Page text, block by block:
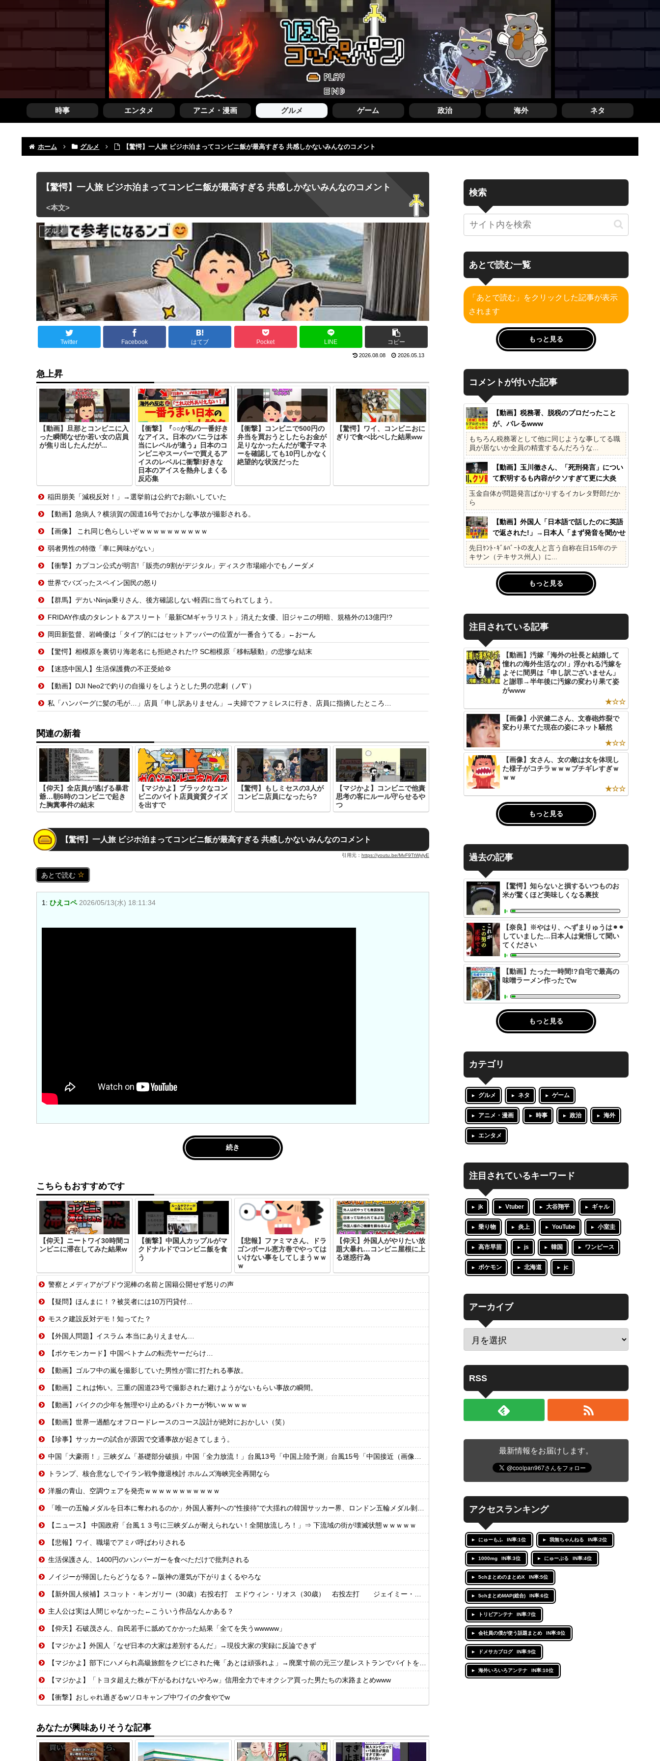
時事 エンタメ アニメ・漫画 グルメ ゲーム 政治 海外 ネタ
ホーム グルメ 【驚愕】一人旅 ビジホ泊まってコンビニ飯が最高すぎる 共感しかないみんなのコメント
【驚愕】一人旅 ビジホ泊まってコンビニ飯が最高すぎる 共感しかないみんなのコメント
グルメ
Twitter Facebook はてブ Pocket LINE コピー
2026.08.08 2026.05.13
急上昇
【動画】旦那とコンビニに入
った瞬間なぜか若い女の店員
が焦り出したんだが...
【衝撃】『○○が私の一番好き
なアイス。日本のバニラは本
当にレベルが違う』日本のコ
ンビニやスーパーで買えるア
イスのレベルに衝撃!好きな
日本のアイスを熱弁しまくる
反応集
【衝撃】コンビニで500円の
弁当を買おうとしたらお金が
足りなかったんだが電子マネ
ーを確認しても10円しかなく
絶望的な状況だった
【驚愕】ワイ、コンビニおに
ぎりで食べ比べした結果ww
稲田朋美「減税反対！」→選挙前は公約でお願いしていた
【動画】急病人？横須賀の国道16号でおかしな事故が撮影される。
【画像】 これ同じ色らしいぞｗｗｗｗｗｗｗｗｗｗ
弱者男性の特徴「車に興味がない」
【衝撃】カプコン公式が明言!「販売の9割がデジタル」ディスク市場縮小でもノーダメ
世界でバズったスペイン国民の怒り
【群馬】デカいNinja乗りさん、後方確認しない軽四に当てられてしまう。
FRIDAY作成のタレント＆アスリート「最新CMギャラリスト」消えた女優、旧ジャニの明暗、規格外の13億円!?
岡田新監督、岩崎優は「タイプ的にはセットアッパーの位置が一番合うてる」←おーん
【驚愕】相模原を裏切り海老名にも拒絶された!? SC相模原「移転騒動」の悲惨な結末
【迷惑中国人】生活保護費の不正受給💢
【動画】DJI Neo2で釣りの自撮りをしようとした男の悲劇（ノ∇`）
私「ハンバーグに髪の毛が…」店員「申し訳ありません」→夫婦でファミレスに行き、店員に指摘したところ…
関連の新着
【仰天】全店員が逃げる暴君
爺…朝6時のコンビニで起き
た胸糞事件の結末
【マジかよ】ブラックなコン
ビニのバイト店員資質クイズ
を出すで
【驚愕】もしミセスの3人が
コンビニ店員になったら?
【マジかよ】コンビニで他責
思考の客にルール守らせるや
つ
【驚愕】一人旅 ビジホ泊まってコンビニ飯が最高すぎる 共感しかないみんなのコメント
引用元： https://youtu.be/MvF9TtWylyE
あとで読む
1: ひえコペ 2026/05/13(水) 18:11:34
続き
こちらもおすすめです
【仰天】ニートワイ30時間コ
ンビニに滞在してみた結果w
【衝撃】中国人カップルがマ
クドナルドでコンビニ飯を食
う
【悲報】ファミマさん、ドラ
ゴンボール恵方巻でやっては
いけない事をしてしまうｗｗ
ｗ
【仰天】外国人がやりたい放
題大暴れ…コンビニ屋根に上
る迷惑行為
警察とメディアがブドウ泥棒の名前と国籍公開せず怒りの声
【疑問】ほんまに！？被災者には10万円貸付...
モスク建設反対デモ！知ってた？
【外国人問題】イスラム 本当にありえません…
【ポケモンカード】中国ベトナムの転売ヤーだらけ…
【動画】ゴルフ中の嵐を撮影していた男性が雷に打たれる事故。
【動画】これは怖い。三重の国道23号で撮影された避けようがないもらい事故の瞬間。
【動画】バイクの少年を無理やり止めるパトカーが怖いｗｗｗｗ
【動画】世界一過酷なオフロードレースのコース設計が絶対におかしい（笑）
【珍事】サッカーの試合が原因で交通事故が起きてしまう。
中国「大豪雨！」三峡ダム「基礎部分破損」中国「全力放流！」台風13号「中国上陸予測」台風15号「中国接近（画像」中国「台風同時上陸！（穀物生産が壊滅危機」→
トランプ、核合意なしでイラン戦争撤退検討 ホルムズ海峡完全再開なら
洋服の青山、空調ウェアを発売ｗｗｗｗｗｗｗｗｗｗｗ
「唯一の五輪メダルを日本に奪われるのか」外国人審判への“性接待”で大揺れの韓国サッカー界、ロンドン五輪メダル剝奪の可能性に戦々恐々「前例がない」
【ニュース】 中国政府「台風１３号に三峡ダムが耐えられない！全開放流しろ！」⇒ 下流域の街が壊滅状態ｗｗｗｗｗ
【悲報】ワイ、職場でアミバ呼ばわりされる
生活保護さん、1400円のハンバーガーを食べただけで批判される
ノイジーが帰国したらどうなる？←阪神の運気が下がりまくるやろな
【新外国人候補】スコット・キンガリー（30歳）右投右打 エドウィン・リオス（30歳） 右投左打 ジェイミー・ウェストブルック（29歳） 右投右打
主人公は実は人間じゃなかった←こういう作品なんかある？
【仰天】石破茂さん、自民若手に舐めてかかった結果「全てを失うwwwww」
【マジかよ】外国人「なぜ日本の大家は差別するんだ」→現役大家の実録に反論できず
【マジかよ】部下にハメられ高級旅館をクビにされた俺「あとは頑張れよ」→廃業寸前の元三ツ星レストランでバイトを始めた結果
【マジかよ】「トヨタ超えた株が下がるわけないやろw」信用全力でキオクシア買った男たちの末路まとめwww
【衝撃】おしゃれ過ぎるwソロキャンプ中ワイの夕食やでw
あなたが興味ありそうな記事
検索
あとで読む一覧
「あとで読む」をクリックした記事が表示
されます
もっと見る
コメントが付いた記事
【動画】税務署、脱税のプロだったこと
が、バレるwww
もちろん税務署として他に同じような事してる職
員が居ないか全員の精査するんだろうな...
【動画】玉川徹さん、「死刑発言」につい
て釈明するも内容がクソすぎて更に大炎
上……
玉金自体が問題発言ばかりするイカレタ野郎だか
ら
【動画】外国人「日本語で話したのに英語
で返された!」→日本人「まず発音を聞かせ
ろ」
先日ｹﾝﾄ･ｷﾞﾙﾊﾞｰﾄの友人と言う自称在日15年のテ
キサン（テキサス州人）に...
もっと見る
注目されている記事
【動画】汚嫁「海外の社長と結婚して
憧れの海外生活なの!」浮かれる汚嫁を
よそに間男は「申し訳ございません」
と謝罪→半年後に汚嫁の変わり果て姿
がwww
★☆☆
【画像】小沢健二さん、文春砲炸裂で
変わり果てた現在の姿にネット騒然
★☆☆
【画像】女さん、女の敵は女を体現し
た様子がコチラｗｗｗブチギレすぎｗ
ｗｗ
★☆☆
もっと見る
過去の記事
【驚愕】知らないと損するいつものお
米が驚くほど美味しくなる裏技
【奈良】※やはり、へずまりゅうは⚫︎⚫︎
していました…日本人は覚悟して聞い
てください
【動画】たった一時間!?自宅で最高の
味噌ラーメン作ったでw
もっと見る
カテゴリ
グルメ ネタ ゲーム
アニメ・漫画 時事 政治 海外
エンタメ
注目されているキーワード
jk Vtuber 大谷翔平 ギャル
乗り物 炎上 YouTube 小室圭
高市早苗 js 韓国 ワンピース
ポケモン 北海道 jc
アーカイブ
RSS
最新情報をお届けします。
アクセスランキング
にゅーもふ IN率:1位 我無ちゃんねる IN率:2位
1000mg IN率:3位 にゅーぷる IN率:4位
5chまとめのまとめX IN率:5位
5chまとめMAP(総合) IN率:6位
トリビアンテナ IN率:7位
会社員の僕が使う話題まとめ IN率:8位
ドメサカブログ IN率:9位
海外いろいろアンテナ IN率:10位